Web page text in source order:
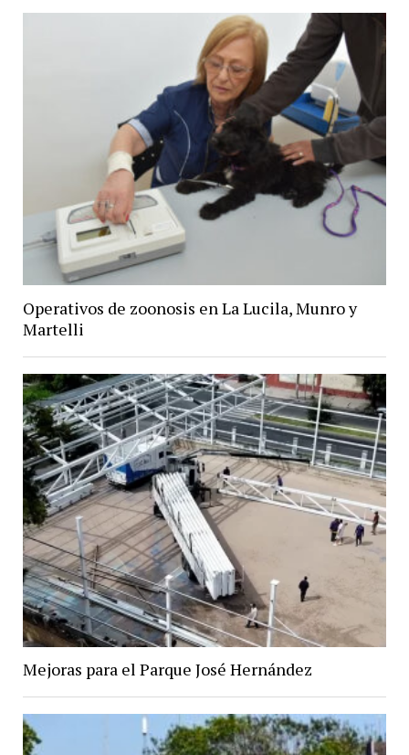
Operativos de zoonosis en La Lucila, Munro y
Martelli
Mejoras para el Parque José Hernández